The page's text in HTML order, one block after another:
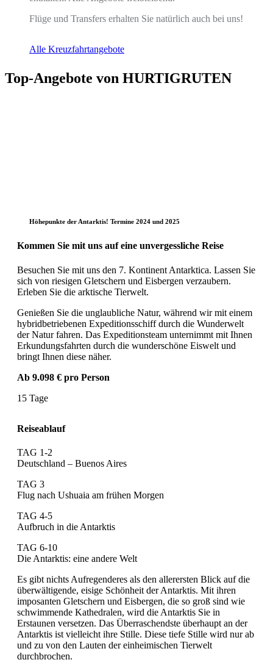
Flüge und Transfers erhalten Sie natürlich auch bei uns!
Alle Kreuzfahrtangebote
Top-Angebote von HURTIGRUTEN
Höhepunkte der Antarktis! Termine 2024 und 2025
Kommen Sie mit uns auf eine unvergessliche Reise
Besuchen Sie mit uns den 7. Kontinent Antarktica. Lassen Sie
sich von riesigen Gletschern und Eisbergen verzaubern.
Erleben Sie die arktische Tierwelt.
Genießen Sie die unglaubliche Natur, während wir mit einem
hybridbetriebenen Expeditionsschiff durch die Wunderwelt
der Natur fahren. Das Expeditionsteam unternimmt mit Ihnen
Erkundungsfahrten durch die wunderschöne Eiswelt und
bringt Ihnen diese näher.
Ab 9.098 € pro Person
15 Tage
Reiseablauf
TAG 1-2
Deutschland – Buenos Aires
TAG 3
Flug nach Ushuaia am frühen Morgen
TAG 4-5
Aufbruch in die Antarktis
TAG 6-10
Die Antarktis: eine andere Welt
Es gibt nichts Aufregenderes als den allerersten Blick auf die
überwältigende, eisige Schönheit der Antarktis. Mit ihren
imposanten Gletschern und Eisbergen, die so groß sind wie
schwimmende Kathedralen, wird die Antarktis Sie in
Erstaunen versetzen. Das Überraschendste überhaupt an der
Antarktis ist vielleicht ihre Stille. Diese tiefe Stille wird nur ab
und zu von den Lauten der einheimischen Tierwelt
durchbrochen.